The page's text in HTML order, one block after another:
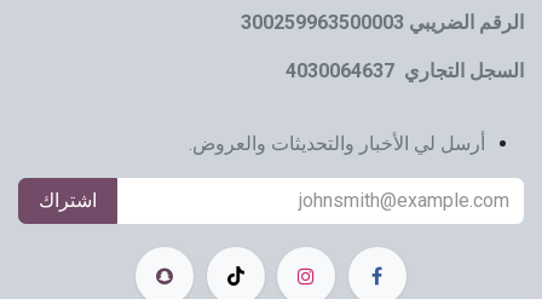
الرقم الضريبي 300259963500003
السجل التجاري 4030064637
أرسل لي الأخبار والتحديثات والعروض.
اشتراك